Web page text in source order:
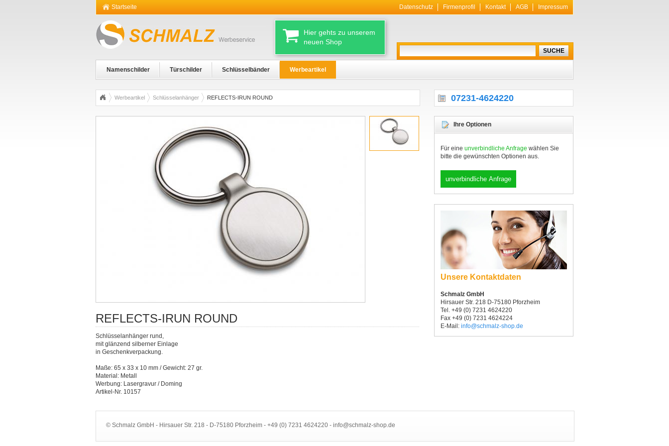
Startseite Impressum
AGB
Kontakt
Firmenprofil
Datenschutz
Hier gehts zu unserem
neuen Shop
Namenschilder Türschilder Schlüsselbänder Werbeartikel
Werbeartikel Schlüsselanhänger REFLECTS-IRUN ROUND 07231-4624220
REFLECTS-IRUN ROUND
Schlüsselanhänger rund,
mit glänzend silberner Einlage
in Geschenkverpackung.
Maße: 65 x 33 x 10 mm / Gewicht: 27 gr.
Material: Metall
Werbung: Lasergravur / Doming
Artikel-Nr. 10157
Ihre Optionen
Für eine unverbindliche Anfrage wählen Sie
bitte die gewünschten Optionen aus.
Unsere Kontaktdaten
Schmalz GmbH
Hirsauer Str. 218 D-75180 Pforzheim
Tel. +49 (0) 7231 4624220
Fax +49 (0) 7231 4624224
E-Mail: info@schmalz-shop.de
© Schmalz GmbH - Hirsauer Str. 218 - D-75180 Pforzheim - +49 (0) 7231 4624220 - info@schmalz-shop.de